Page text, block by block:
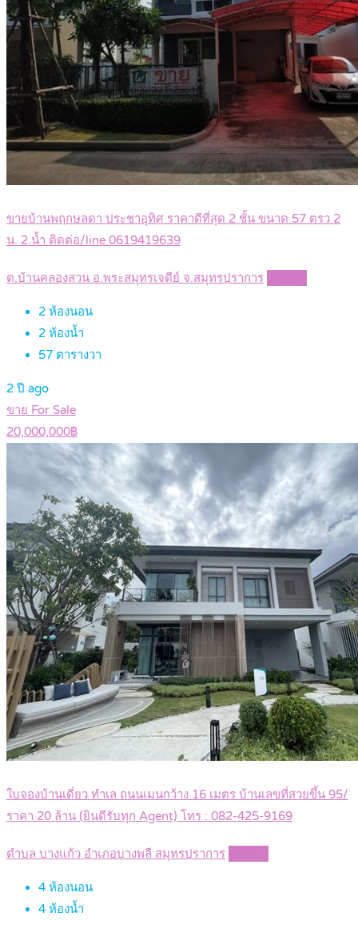
ขายบ้านพฤกษลดา ประชาอุทิศ ราคาดีที่สุด 2 ชั้น ขนาด 57 ตรว 2
น. 2.น้ำ ติดต่อ/line 0619419639
ต.บ้านคลองสวน อ.พระสมุทรเจดีย์ จ.สมุทรปราการ
2 ห้องนอน
2 ห้องน้ำ
57 ตารางวา
2 ปี ago
ขาย For Sale
20,000,000฿
ใบจองบ้านเดี่ยว ทำเล ถนนเมนกว้าง 16 เมตร บ้านเลขที่สวยขึ้น 95/
ราคา 20 ล้าน (ยินดีรับทุก Agent) โทร : 082-425-9169
ตำบล บางแก้ว อำเภอบางพลี สมุทรปราการ
4 ห้องนอน
4 ห้องน้ำ